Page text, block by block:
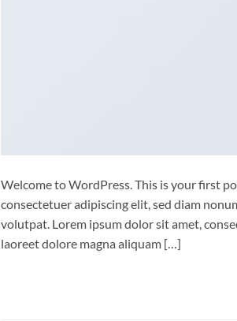
Welcome to WordPress. This is your first
consectetuer adipiscing elit, sed diam
volutpat. Lorem ipsum dolor sit amet,
laoreet dolore magna aliquam […]